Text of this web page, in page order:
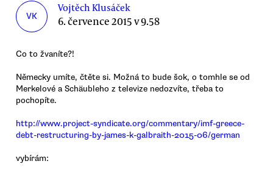
VK
Vojtěch Klusáček
6. července 2015 v 9.58
Co to žvaníte?!
Německy umíte, čtěte si. Možná to bude šok, o tomhle se od
Merkelové a Schäubleho z televize nedozvíte, třeba to
pochopíte.
http://www.project-syndicate.org/commentary/imf-greece-
debt-restructuring-by-james-k-galbraith-2015-06/german
vybírám: